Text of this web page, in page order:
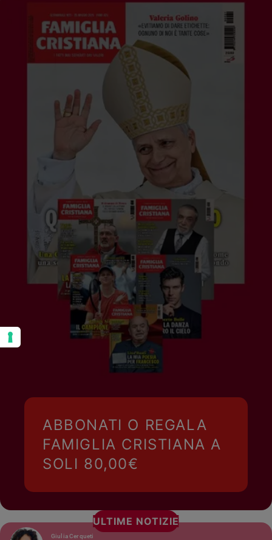
ABBONATI O REGALA
FAMIGLIA CRISTIANA A
SOLI 80,00€
ULTIME NOTIZIE
Giulia Cerqueti